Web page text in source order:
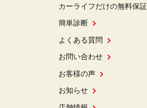
カーライフだけの無料保証
簡単診断
よくある質問
お問い合わせ
お客様の声
お知らせ